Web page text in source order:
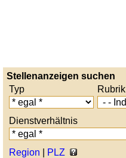
Stellenanzeigen suchen
Typ
Rubrik
Dienstverhältnis
Region
PLZ